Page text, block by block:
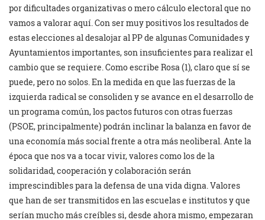
por dificultades organizativas o mero cálculo electoral que no
vamos a valorar aquí. Con ser muy positivos los resultados de
estas elecciones al desalojar al PP de algunas Comunidades y
Ayuntamientos importantes, son insuficientes para realizar el
cambio que se requiere. Como escribe Rosa (1), claro que sí se
puede, pero no solos. En la medida en que las fuerzas de la
izquierda radical se consoliden y se avance en el desarrollo de
un programa común, los pactos futuros con otras fuerzas
(PSOE, principalmente) podrán inclinar la balanza en favor de
una economía más social frente a otra más neoliberal. Ante la
época que nos va a tocar vivir, valores como los de la
solidaridad, cooperación y colaboración serán
imprescindibles para la defensa de una vida digna. Valores
que han de ser transmitidos en las escuelas e institutos y que
serían mucho más creíbles si, desde ahora mismo, empezaran